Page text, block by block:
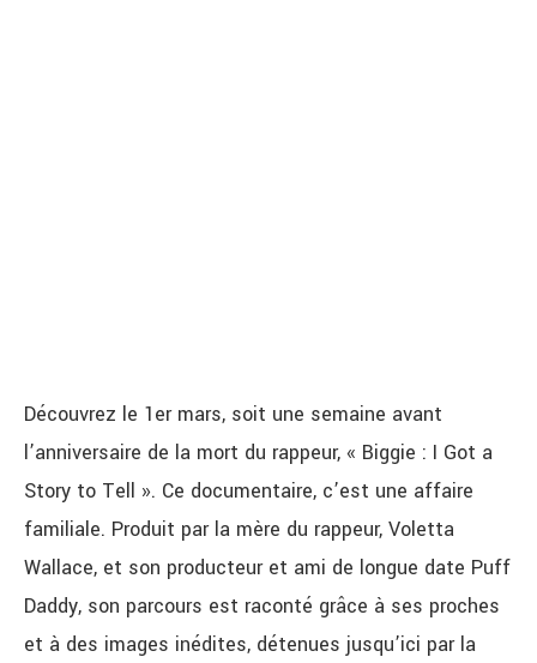
Découvrez le 1er mars, soit une semaine avant
l’anniversaire de la mort du rappeur, « Biggie : I Got a
Story to Tell ». Ce documentaire, c’est une affaire
familiale. Produit par la mère du rappeur, Voletta
Wallace, et son producteur et ami de longue date Puff
Daddy, son parcours est raconté grâce à ses proches
et à des images inédites, détenues jusqu’ici par la